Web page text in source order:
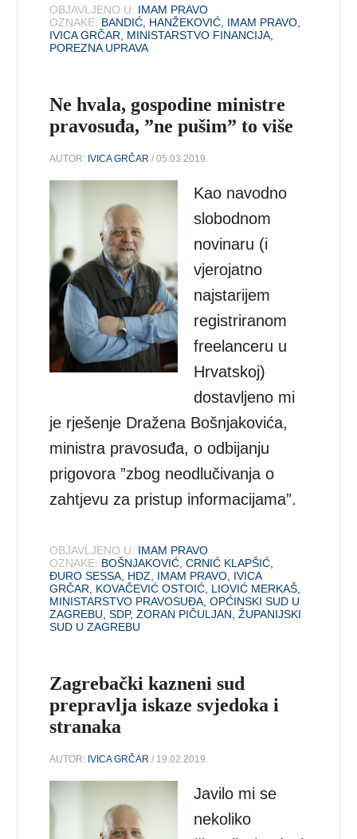
OBJAVLJENO U: IMAM PRAVO
OZNAKE: BANDIĆ HANŽEKOVIĆ IMAM PRAVO
IVICA GRČAR
MINISTARSTVO FINANCIJA
POREZNA UPRAVA
Ne hvala, gospodine ministre
pravosuđa, ”ne pušim” to više
AUTOR: IVICA GRČAR / 05.03.2019.
Kao navodno
slobodnom
novinaru (i
vjerojatno
najstarijem
registriranom
freelanceru u
Hrvatskoj)
dostavljeno mi
je rješenje Dražena Bošnjakovića,
ministra pravosuđa, o odbijanju
prigovora ”zbog neodlučivanja o
zahtjevu za pristup informacijama”.
OBJAVLJENO U: IMAM PRAVO
OZNAKE: BOŠNJAKOVIĆ ,CRNIĆ KLAPŠIĆ
ĐURO SESSA HDZ IMAM PRAVO IVICA
GRČAR
KOVAČEVIĆ OSTOIĆ LIOVIĆ MERKAŠ
MINISTARSTVO PRAVOSUĐA ,OPĆINSKI SUD U
ZAGREBU ,SDP,ZORAN PIČULJAN ,ŽUPANIJSKI
SUD U ZAGREBU
Zagrebački kazneni sud
prepravlja iskaze svjedoka i
stranaka
AUTOR: IVICA GRČAR / 19.02.2019.
Javilo mi se
nekoliko